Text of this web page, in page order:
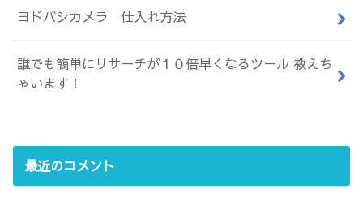
ヨドバシカメラ 仕入れ方法
誰でも簡単にリサーチが１０倍早くなるツール 教えち
ゃいます！
最近のコメント